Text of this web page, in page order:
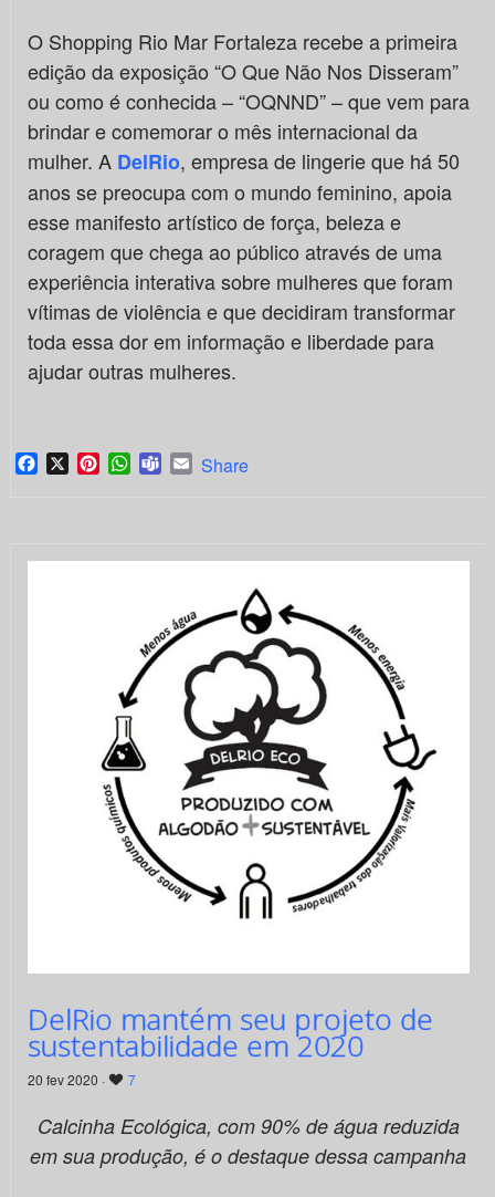
O Shopping Rio Mar Fortaleza recebe a primeira
edição da exposição “O Que Não Nos Disseram”
ou como é conhecida – “OQNND” – que vem para
brindar e comemorar o mês internacional da
mulher. A DelRio, empresa de lingerie que há 50
anos se preocupa com o mundo feminino, apoia
esse manifesto artístico de força, beleza e
coragem que chega ao público através de uma
experiência interativa sobre mulheres que foram
vítimas de violência e que decidiram transformar
toda essa dor em informação e liberdade para
ajudar outras mulheres.
Facebook
X PinterestWhatsApp
TeamsEmail
Share
DelRio mantém seu projeto de
sustentabilidade em 2020
20 fev 2020 · 7
Calcinha Ecológica, com 90% de água reduzida
em sua produção, é o destaque dessa campanha